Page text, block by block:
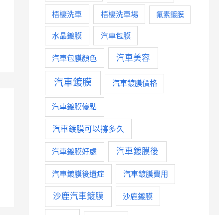
梧棲洗車 梧棲洗車場 氟素鍍膜
水晶鍍膜 汽車包膜
汽車包膜顏色 汽車美容
汽車鍍膜 汽車鍍膜價格
汽車鍍膜優點
汽車鍍膜可以撐多久
汽車鍍膜好處 汽車鍍膜後
汽車鍍膜後遺症 汽車鍍膜費用
沙鹿汽車鍍膜 沙鹿鍍膜